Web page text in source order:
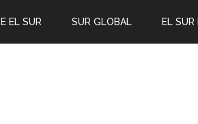
EL SUR SUR GLOBAL EL SUR